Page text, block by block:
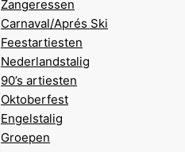
Zangeressen
Carnaval/Aprés Ski
Feestartiesten
Nederlandstalig
90’s artiesten
Oktoberfest
Engelstalig
Groepen